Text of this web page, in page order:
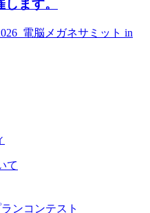
ます。
電脳メガネサミット in
て
ンコンテスト